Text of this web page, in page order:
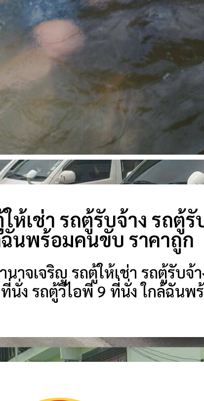
ห้เช่า รถตู้รับจ้าง รถตู้รั
ฉันพร้อมคนขับ ราคาถูก
าจเจริญ รถตู้ให้เช่า รถตู้รับจ้
นั่ง รถตู้วีไอพี 9 ที่นั่ง ใกล้ฉัน